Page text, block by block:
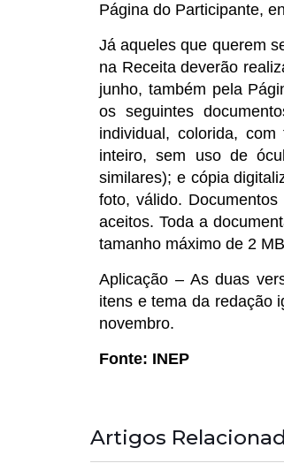
Página do Participante,
Já aqueles que querem
na Receita deverão
junho, também pela
os seguintes
individual, colorida,
inteiro, sem uso de
similares); e cópia
foto, válido.
aceitos. Toda a
tamanho máximo de 2
Aplicação – As duas
itens e tema da redação
novembro.
Fonte: INEP
Artigos